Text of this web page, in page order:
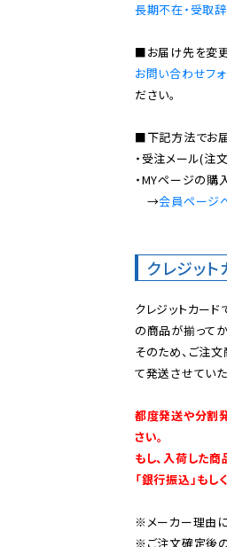
長期不在・受取
お問い合わせフォ
ださい。
■下記方法でお
・受注メール(注
・MYページの
→会員ページ
クレジッ
クレジットカー
の商品が揃ってか
そのため、ご注
て発送させていた
都度発送や分割
さい。
もし、入荷した
「銀行振込」もし
※メーカー理由
※ご注文確定後